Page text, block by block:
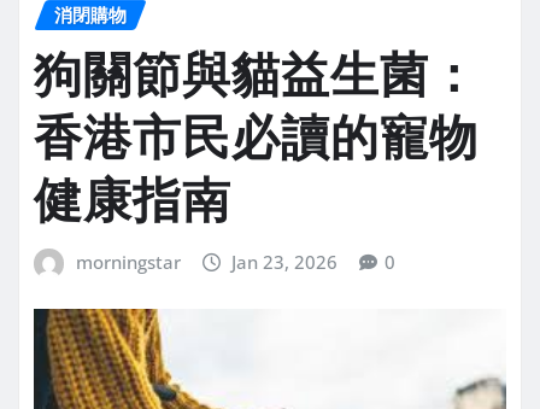
消閉購物
狗關節與貓益生菌：
香港市民必讀的寵物
健康指南
morningstar Jan 23, 2026 0